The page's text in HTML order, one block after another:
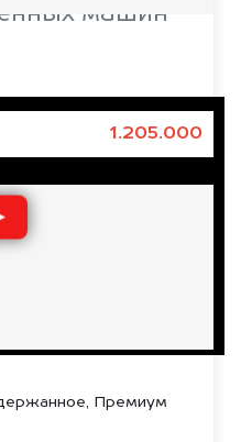
1.205.000
Премиум
машин